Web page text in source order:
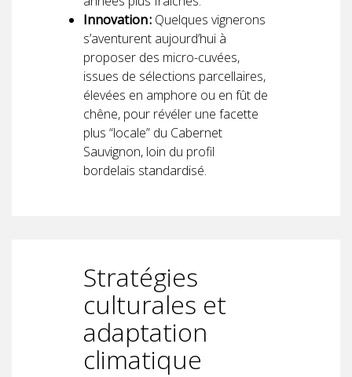
Innovation : Quelques vignerons
s’aventurent aujourd’hui à
proposer des micro-cuvées,
issues de sélections parcellaires,
élevées en amphore ou en fût de
chêne, pour révéler une facette
plus “locale” du Cabernet
Sauvignon, loin du profil
bordelais standardisé.
Stratégies
culturales et
adaptation
climatique